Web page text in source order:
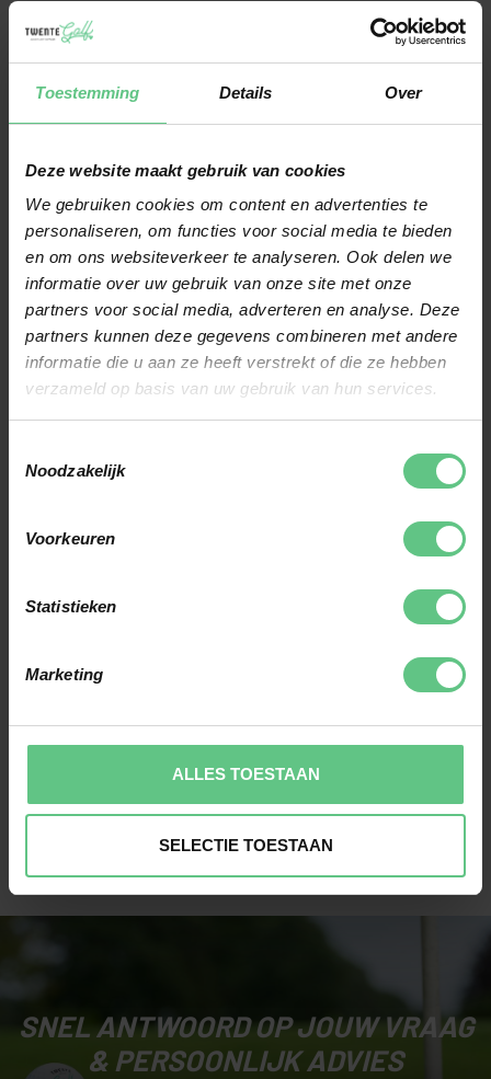
Toestemming Details Over
Deze website maakt gebruik van cookies
We gebruiken cookies om content en advertenties te
personaliseren, om functies voor social media te bieden
en om ons websiteverkeer te analyseren. Ook delen we
informatie over uw gebruik van onze site met onze
partners voor social media, adverteren en analyse. Deze
partners kunnen deze gegevens combineren met andere
informatie die u aan ze heeft verstrekt of die ze hebben
verzameld op basis van uw gebruik van hun services.
Noodzakelijk
Voorkeuren
Statistieken
Marketing
ALLES TOESTAAN
SELECTIE TOESTAAN
LOSSE IJZERS GOLF KOPEN MET
PERSOONLIJK ADVIES
aansluit op je huidige set. Zaken zoals lengte, liehoek en shaftflex
kunnen veel invloed hebben op je prestaties. Daarom helpen we je bij
Twente Golf graag met deskundig advies bij het vergelijken van
verschillende opties. In onze winkel kun je diverse modellen bekijken
en testen om een goede keuze te maken. Zo koop je losse ijzers golf
met meer vertrouwen en haal je meer uit iedere slag.
EEN GOLFSET SAMENSTELLEN DIE
Niet iedere golfer heeft dezelfde afstanden of voorkeuren op de
stap samen te stellen met losse ijzers. Hiermee creëer je meer balans
inspelen op veranderingen in je niveau of swingtechniek. Met de
meer vertrouwen op de baan.
in de winkel voor persoonlijkadvies . We helpen je graag bij het
samenstellen van een golfset die aansluit op jouw spel en ambities.
SNEL ANTWOORD OP JOUW VRAAG
& PERSOONLIJK ADVIES